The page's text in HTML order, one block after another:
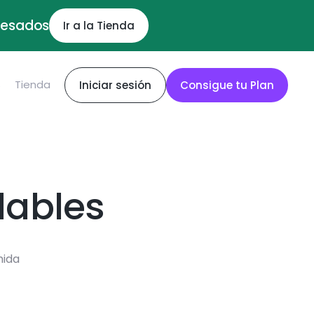
Ir a la Tienda
Tienda Iniciar sesión Consigue tu Plan